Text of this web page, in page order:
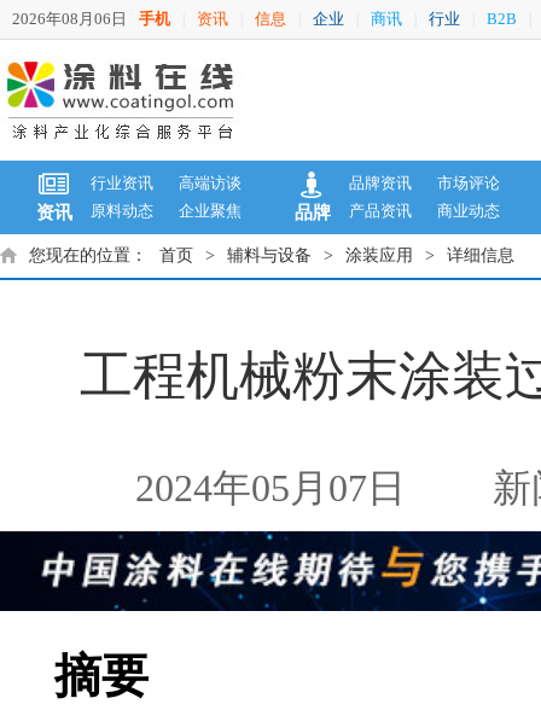
2026年08月06日 手机 资讯 信息 企业 商讯 行业 B2B
资讯
行业资讯
高端访谈
原料动态
企业聚焦 品牌
品牌资讯
市场评论
产品资讯
商业动态
您现在的位置： 首页 > 辅料与设备 > 涂装应用 > 详细信息
工程机械粉末涂装
2024年05月07日 新
摘要